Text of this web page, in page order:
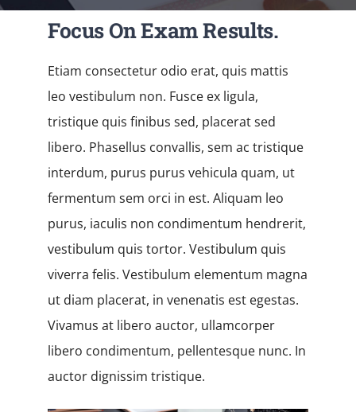
Học bổng
Focus On Exam Results.
Etiam consectetur odio erat, quis mattis
leo vestibulum non. Fusce ex ligula,
tristique quis finibus sed, placerat sed
libero. Phasellus convallis, sem ac tristique
interdum, purus purus vehicula quam, ut
fermentum sem orci in est. Aliquam leo
purus, iaculis non condimentum hendrerit,
vestibulum quis tortor. Vestibulum quis
viverra felis. Vestibulum elementum magna
ut diam placerat, in venenatis est egestas.
Vivamus at libero auctor, ullamcorper
libero condimentum, pellentesque nunc. In
auctor dignissim tristique.